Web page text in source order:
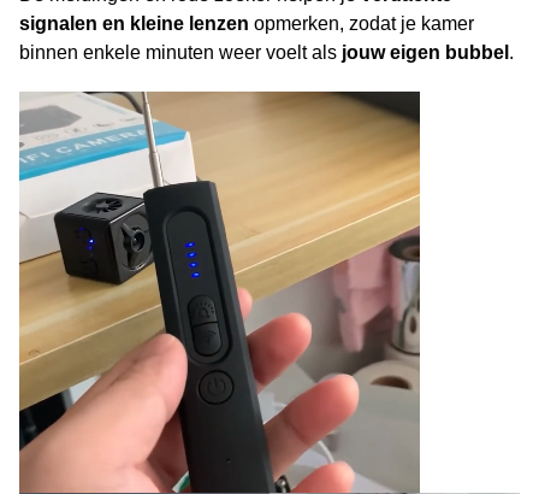
signalen en kleine lenzen opmerken, zodat je kamer
binnen enkele minuten weer voelt als jouw eigen bubbel .